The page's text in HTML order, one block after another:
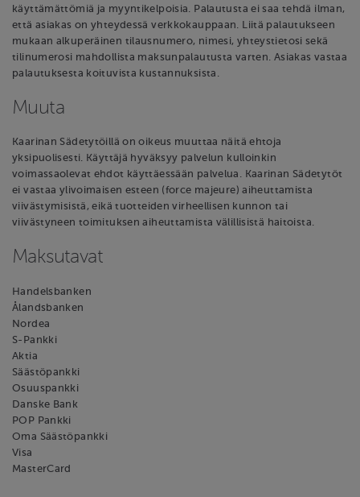
käyttämättömiä ja myyntikelpoisia. Palautusta ei saa tehdä ilman,
että asiakas on yhteydessä verkkokauppaan. Liitä palautukseen
mukaan alkuperäinen tilausnumero, nimesi, yhteystietosi sekä
tilinumerosi mahdollista maksunpalautusta varten. Asiakas vastaa
palautuksesta koituvista kustannuksista.
Muuta
Kaarinan Sädetytöillä on oikeus muuttaa näitä ehtoja
yksipuolisesti. Käyttäjä hyväksyy palvelun kulloinkin
voimassaolevat ehdot käyttäessään palvelua. Kaarinan Sädetytöt
ei vastaa ylivoimaisen esteen (force majeure) aiheuttamista
viivästymisistä, eikä tuotteiden virheellisen kunnon tai
viivästyneen toimituksen aiheuttamista välillisistä haitoista.
Maksutavat
Handelsbanken
Ålandsbanken
Nordea
S-Pankki
Aktia
Säästöpankki
Osuuspankki
Danske Bank
POP Pankki
Oma Säästöpankki
Visa
MasterCard